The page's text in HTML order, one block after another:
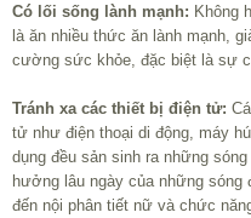
Có lối sống lành mạnh: Không
là ăn nhiều thức ăn lành mạnh,
cường sức khỏe, đặc biệt là sự
Tránh xa các thiết bị điện tử:
tử như điện thoại di động, máy
dụng đều sản sinh ra những
hưởng lâu ngày của những
đến nội phân tiết nữ và chức